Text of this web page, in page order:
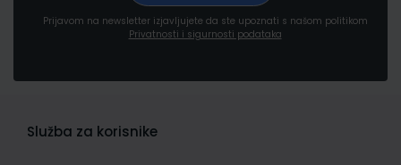
Prijavom na newsletter izjavljujete da ste upoznati s našom politikom
Privatnosti i sigurnosti podataka
Služba za korisnike